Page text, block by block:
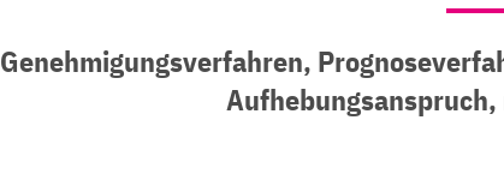
Genehmigungsverfahren,